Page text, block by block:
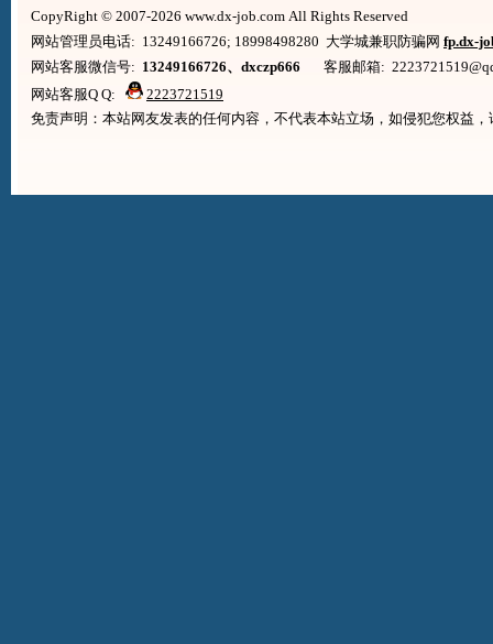
CopyRight © 2007-2026 www.dx-job.com All Rights Reserved
网站管理员电话: 13249166726; 18998498280 大学城兼职防骗网 fp.dx-
网站客服微信号: 13249166726、dxczp666 客服邮箱:
网站客服Q Q:
2223721519
免责声明：本站网友发表的任何内容，不代表本站立场，如侵犯您权益